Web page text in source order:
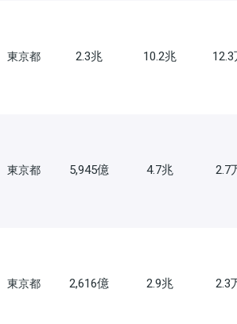
東京都 2.3兆 10.2兆 12.3
東京都 5,945億 4.7兆 2.7
東京都 2,616億 2.9兆 2.3